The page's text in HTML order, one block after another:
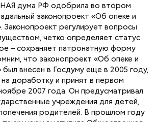
дума РФ одобрила во втором
законопроект «Об опеке и
Законопроект регулирует вопросы
четко определяет статус
– сохраняет патронатную форму
что законопроект «Об опеке и
был внесен в Госдуму еще в 2005 году,
доработку и принят в первом
2007 года. Он предусматривал
учреждения для детей,
родителей. В прошлом году